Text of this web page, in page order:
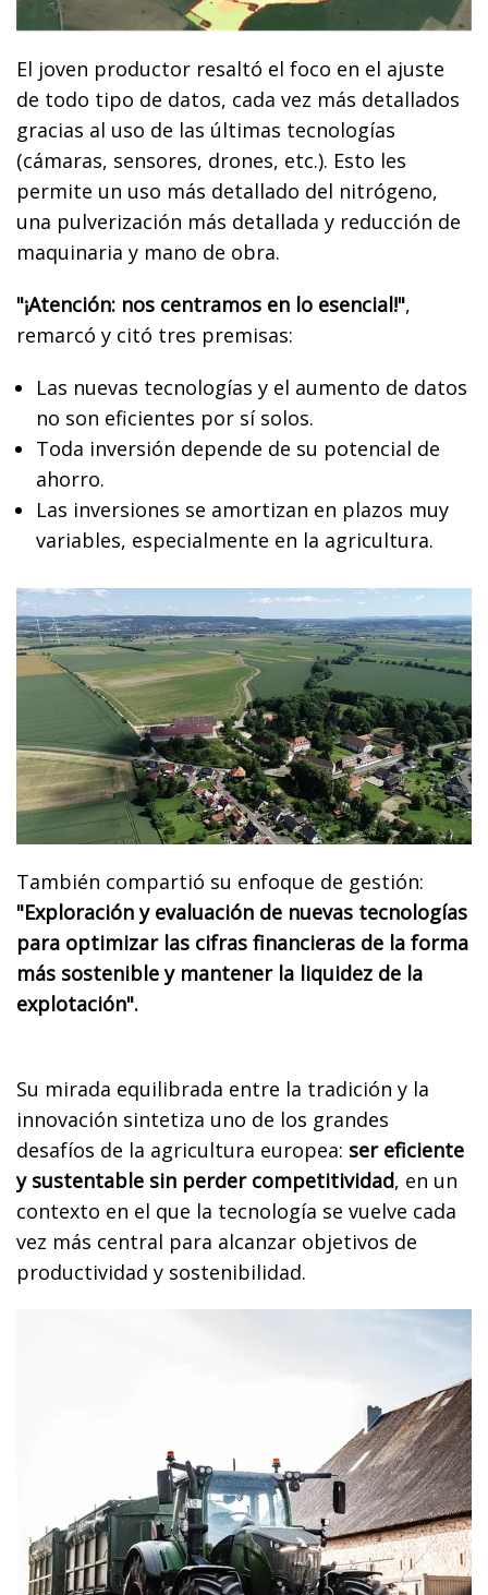
El joven productor resaltó el foco en el ajuste
de todo tipo de datos, cada vez más detallados
gracias al uso de las últimas tecnologías
(cámaras, sensores, drones, etc.). Esto les
permite un uso más detallado del nitrógeno,
una pulverización más detallada y reducción de
maquinaria y mano de obra.
"¡Atención: nos centramos en lo esencial!",
remarcó y citó tres premisas:
Las nuevas tecnologías y el aumento de datos
no son eficientes por sí solos.
Toda inversión depende de su potencial de
ahorro.
Las inversiones se amortizan en plazos muy
variables, especialmente en la agricultura.
También compartió su enfoque de gestión:
"Exploración y evaluación de nuevas tecnologías
para optimizar las cifras financieras de la forma
más sostenible y mantener la liquidez de la
explotación".
Su mirada equilibrada entre la tradición y la
innovación sintetiza uno de los grandes
desafíos de la agricultura europea: ser eficiente
y sustentable sin perder competitividad, en un
contexto en el que la tecnología se vuelve cada
vez más central para alcanzar objetivos de
productividad y sostenibilidad.